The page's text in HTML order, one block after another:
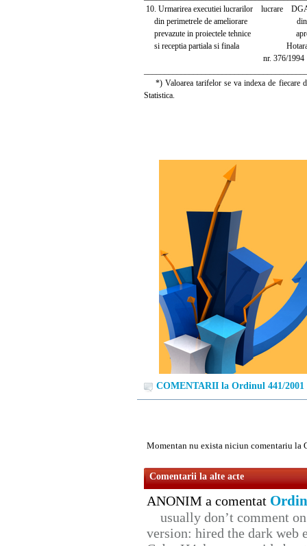
10. Urmarirea executiei lucrarilor lucrare
din perimetrele de ameliorare din
prevazute in proiectele tehnice
si receptia partiala si finala Hotararii
nr. 376/1994
*) Valoarea tarifelor se va indexa de fiecare
Statistica.
COMENTARII la Ordinul 441/2001
Momentan nu exista niciun comentariu la
Comentarii la alte acte
ANONIM a comentat
usually don’t comment
version: hired the dark web